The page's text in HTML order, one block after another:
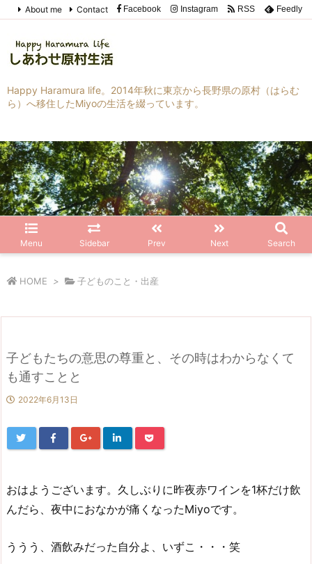
Happy Haramura life。2014年秋に東京から長野県の原村（はらむ
ら）へ移住したMiyoの生活を綴っています。
Menu Sidebar Prev Next Search
About me Contact Facebook Instagram RSS Feedly
HOME > 子どものこと・出産
子どもたちの意思の尊重と、その時はわからなくて
も通すことと
2022年6月13日
おはようございます。久しぶりに昨夜赤ワインを1杯だけ飲
んだら、夜中におなかが痛くなったMiyoです。
ううう、酒飲みだった自分よ、いずこ・・・笑